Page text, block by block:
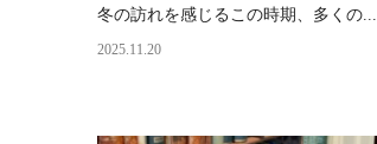
冬の訪れを感じるこの時期、多くの...
2025.11.20